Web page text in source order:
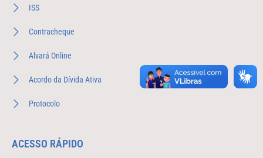
ISS
Contracheque
Alvará Online
Acordo da Dívida Ativa
Protocolo
ACESSO RÁPIDO